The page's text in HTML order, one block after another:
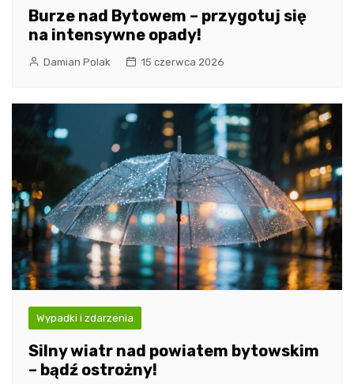
Burze nad Bytowem – przygotuj się
na intensywne opady!
Damian Polak 15 czerwca 2026
Wypadki i zdarzenia
Silny wiatr nad powiatem bytowskim
– bądź ostrożny!